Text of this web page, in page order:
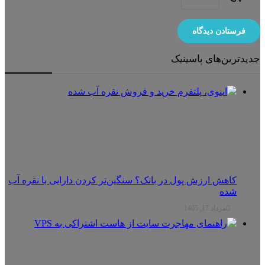
پاسینیک
کاهش ارزش پول در بانک؟ سنگین‌تر کردن دارایی با نقره آب
شده
مرداد 17, 1405